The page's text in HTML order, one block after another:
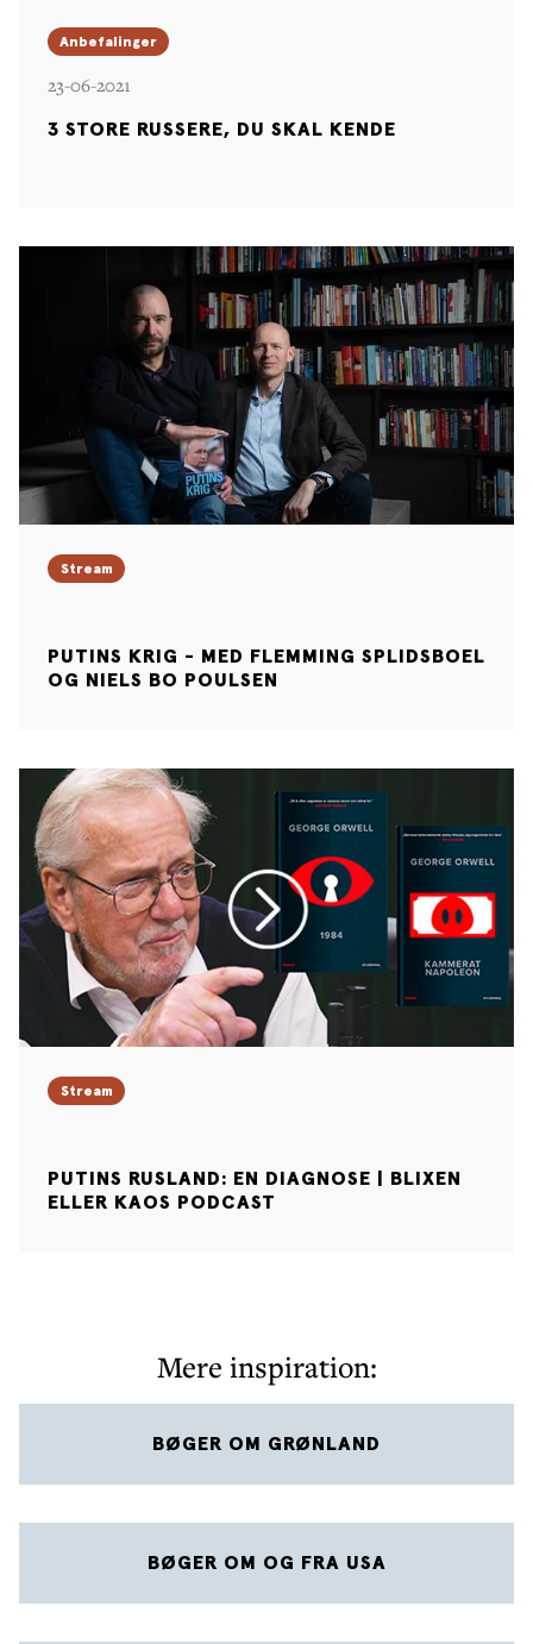
Anbefalinger
23-06-2021
3 STORE RUSSERE, DU SKAL KENDE
Stream
PUTINS KRIG - MED FLEMMING SPLIDSBOEL
OG NIELS BO POULSEN
Stream
PUTINS RUSLAND: EN DIAGNOSE | BLIXEN
ELLER KAOS PODCAST
Mere inspiration:
BØGER OM GRØNLAND
BØGER OM OG FRA USA